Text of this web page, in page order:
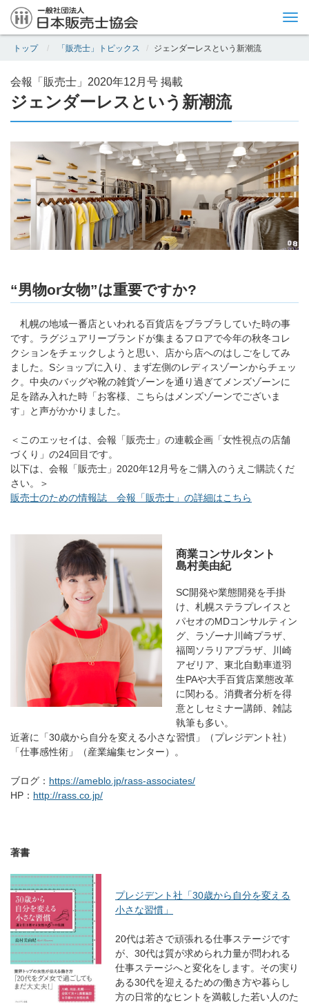
トップ 「販売士」トピックス ジェンダーレスという新潮流
会報「販売士」2020年12月号 掲載
ジェンダーレスという新潮流
“男物or女物”は重要ですか?
札幌の地域一番店といわれる百貨店をブラブラしていた時の事
です。ラグジュアリーブランドが集まるフロアで今年の秋冬コレ
クションをチェックしようと思い、店から店へのはしごをしてみ
ました。Sショップに入り、まず左側のレディスゾーンからチェッ
ク。中央のバッグや靴の雑貨ゾーンを通り過ぎてメンズゾーンに
足を踏み入れた時「お客様、こちらはメンズゾーンでございま
す」と声がかかりました。
＜このエッセイは、会報「販売士」の連載企画「女性視点の店舗
づくり」の24回目です。
以下は、会報「販売士」2020年12月号をご購入のうえご購読くだ
さい。＞
販売士のための情報誌 会報「販売士」の詳細はこちら
商業コンサルタント
島村美由紀
SC開発や業態開発を手掛
け、札幌ステラプレイスと
パセオのMDコンサルティン
グ、ラゾーナ川崎プラザ、
福岡ソラリアプラザ、川崎
アゼリア、東北自動車道羽
生PAや大手百貨店業態改革
に関わる。消費者分析を得
意としセミナー講師、雑誌
執筆も多い。
近著に「30歳から自分を変える小さな習慣」（プレジデント社）
「仕事感性術」（産業編集センター）。
ブログ： https://ameblo.jp/rass-associates/
HP： http://rass.co.jp/
著書
プレジデント社「30歳から自分を変える
小さな習慣」
20代は若さで頑張れる仕事ステージです
が、30代は質が求められ力量が問われる
仕事ステージへと変化をします。その実り
ある30代を迎えるための働き方や暮らし
方の日常的なヒントを満載した若い人のた